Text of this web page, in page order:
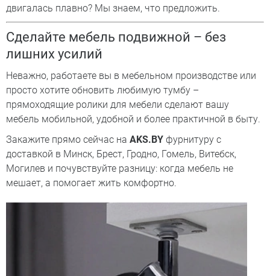
двигалась плавно? Мы знаем, что предложить.
Сделайте мебель подвижной – без
лишних усилий
Неважно, работаете вы в мебельном производстве или
просто хотите обновить любимую тумбу –
прямоходящие ролики для мебели сделают вашу
мебель мобильной, удобной и более практичной в быту.
Закажите прямо сейчас на AKS.BY фурнитуру с
доставкой в Минск, Брест, Гродно, Гомель, Витебск,
Могилев и почувствуйте разницу: когда мебель не
мешает, а помогает жить комфортно.